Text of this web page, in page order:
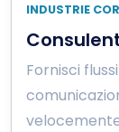
INDUSTRIE
Fornisci